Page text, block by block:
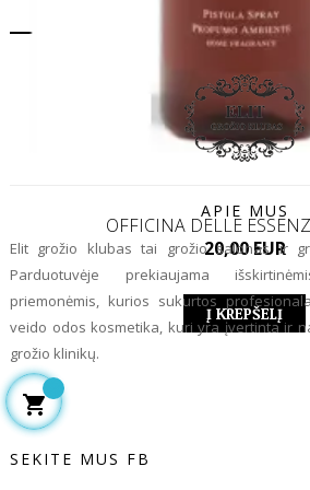
OFFICINA DELLE
Kaina
20,00 EUR
Į KREPŠELĮ
APIE MUS
Elit grožio klubas tai grožio salonas ir
Parduotuvėje prekiaujama
priemonėmis, kurios sukurtos
veido odos kosmetika, kuri yra įvertinta ir
grožio klinikų.
SEKITE MUS FB
